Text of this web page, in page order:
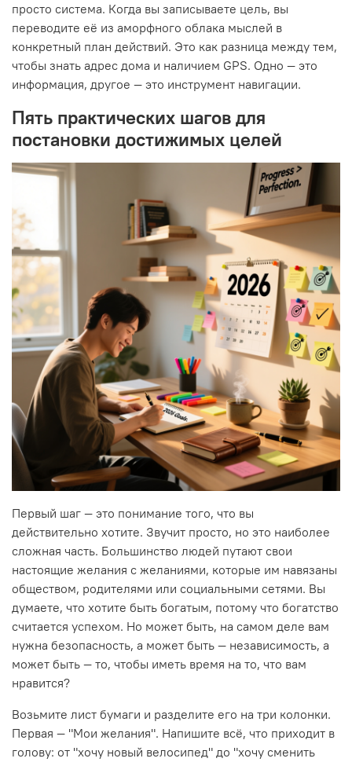
просто система. Когда вы записываете цель, вы
переводите её из аморфного облака мыслей в
конкретный план действий. Это как разница между тем,
чтобы знать адрес дома и наличием GPS. Одно — это
информация, другое — это инструмент навигации.
Пять практических шагов для
постановки достижимых целей
Первый шаг — это понимание того, что вы
действительно хотите. Звучит просто, но это наиболее
сложная часть. Большинство людей путают свои
настоящие желания с желаниями, которые им навязаны
обществом, родителями или социальными сетями. Вы
думаете, что хотите быть богатым, потому что богатство
считается успехом. Но может быть, на самом деле вам
нужна безопасность, а может быть — независимость, а
может быть — то, чтобы иметь время на то, что вам
нравится?
Возьмите лист бумаги и разделите его на три колонки.
Первая — "Мои желания". Напишите всё, что приходит в
голову: от "хочу новый велосипед" до "хочу сменить